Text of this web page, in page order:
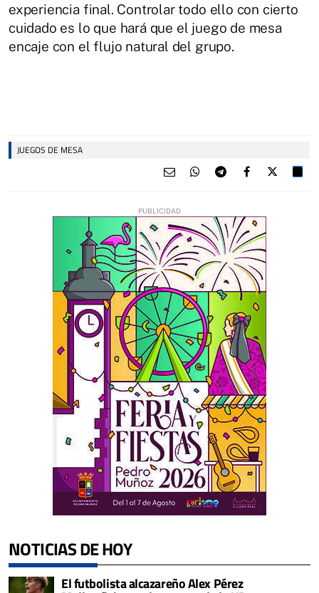
experiencia final. Controlar todo ello con cierto
cuidado es lo que hará que el juego de mesa
encaje con el flujo natural del grupo.
JUEGOS DE MESA
NOTICIAS DE HOY
El futbolista alcazareño Alex Pérez